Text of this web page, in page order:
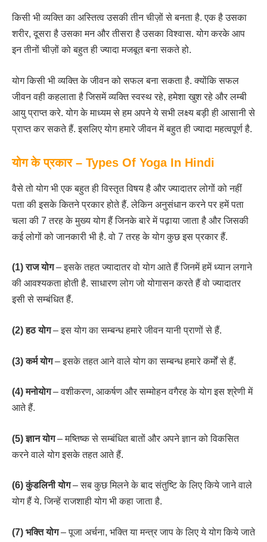
किसी भी व्यक्ति का अस्तित्व उसकी तीन चीज़ों से बनता है. एक है उसका
शरीर, दूसरा है उसका मन और तीसरा है उसका विश्वास. योग करके आप
इन तीनों चीज़ों को बहुत ही ज्यादा मजबूत बना सकते हो.
योग किसी भी व्यक्ति के जीवन को सफल बना सकता है. क्योंकि सफल
जीवन वही कहलाता है जिसमें व्यक्ति स्वस्थ रहे, हमेशा खुश रहे और लम्बी
आयु प्राप्त करे. योग के माध्यम से हम अपने ये सभी लक्ष्य बड़ी ही आसानी से
प्राप्त कर सकते हैं. इसलिए योग हमारे जीवन में बहुत ही ज्यादा महत्वपूर्ण है.
योग के प्रकार – Types Of Yoga In Hindi
वैसे तो योग भी एक बहुत ही विस्तृत विषय है और ज्यादातर लोगों को नहीं
पता की इसके कितने प्रकार होते हैं. लेकिन अनुसंधान करने पर हमें पता
चला की 7 तरह के मुख्य योग हैं जिनके बारे में पढ़ाया जाता है और जिसकी
कई लोगों को जानकारी भी है. वो 7 तरह के योग कुछ इस प्रकार हैं.
(1) राज योग– इसके तहत ज्यादातर वो योग आते हैं जिनमें हमें ध्यान लगाने
की आवश्यकता होती है. साधारण लोग जो योगासन करते हैं वो ज्यादातर
इसी से सम्बंधित हैं.
(2) हठ योग– इस योग का सम्बन्ध हमारे जीवन यानी प्राणों से हैं.
(3) कर्म योग– इसके तहत आने वाले योग का सम्बन्ध हमारे कर्मों से हैं.
(4) मनोयोग– वशीकरण, आकर्षण और सम्मोहन वगैरह के योग इस श्रेणी में
आते हैं.
(5) ज्ञान योग– मष्तिष्क से सम्बंधित बातों और अपने ज्ञान को विकसित
करने वाले योग इसके तहत आते हैं.
(6) कुंडलिनी योग– सब कुछ मिलने के बाद संतुष्टि के लिए किये जाने वाले
योग हैं ये. जिन्हें राजशाही योग भी कहा जाता है.
(7) भक्ति योग– पूजा अर्चना, भक्ति या मन्त्र जाप के लिए ये योग किये जाते